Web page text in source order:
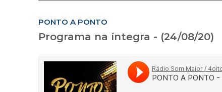
PONTO A PONTO
Programa na íntegra - (24/08/20)